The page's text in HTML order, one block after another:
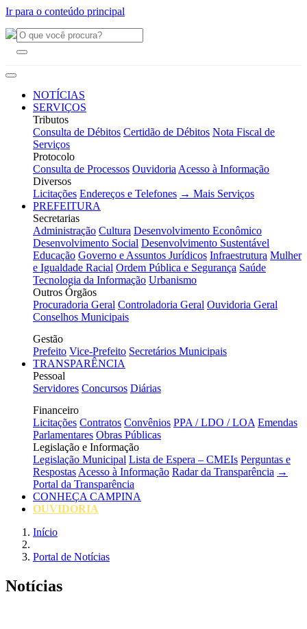
Ir para o conteúdo principal
NOTÍCIAS
SERVIÇOS
Tributos
Consulta de Débitos Certidão de Débitos Nota Fiscal de
Serviços
Protocolo
Consulta de Processos Ouvidoria Acesso à Informação
Diversos
Licitações Endereços e Telefones → Mais Serviços
PREFEITURA
Secretarias
Administração Cultura Desenvolvimento Econômico
Desenvolvimento Social Desenvolvimento Sustentável
Educação Governo e Assuntos Jurídicos Infraestrutura Mulher
e Igualdade Racial Ordem Pública e Segurança Saúde
Tecnologia da Informação Urbanismo
Outros Órgãos
Procuradoria Geral Controladoria Geral Ouvidoria Geral
Conselhos Municipais
Gestão
Prefeito Vice-Prefeito Secretários Municipais
TRANSPARÊNCIA
Pessoal
Servidores Concursos Diárias
Financeiro
Licitações Contratos Convênios PPA / LDO / LOA Emendas
Parlamentares Obras Públicas
Legislação e Informação
Legislação Municipal Lista de Espera – CMEIs Perguntas e
Respostas Acesso à Informação Radar da Transparência →
Portal da Transparência
CONHEÇA CAMPINA
OUVIDORIA
Início
Portal de Notícias
Notícias